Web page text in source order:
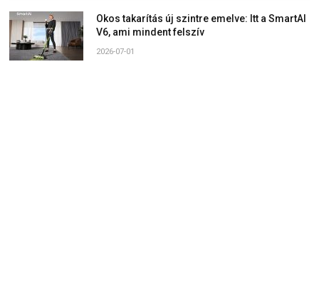
Okos takarítás új szintre emelve: Itt a SmartAI
V6, ami mindent felszív
2026-07-01